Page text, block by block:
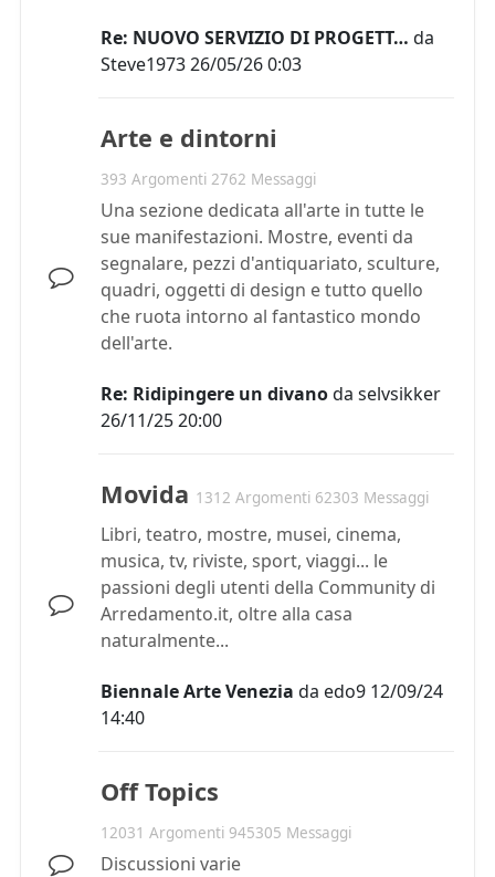
Re: NUOVO SERVIZIO DI PROGETT… da
Steve197326/05/26 0:03
Arte e dintorni
393 Argomenti 2762 Messaggi
Una sezione dedicata all'arte in tutte le
sue manifestazioni. Mostre, eventi da
segnalare, pezzi d'antiquariato, sculture,
quadri, oggetti di design e tutto quello
che ruota intorno al fantastico mondo
dell'arte.
Re: Ridipingere un divanoda selvsikker
26/11/25 20:00
Movida 1312 Argomenti 62303 Messaggi
Libri, teatro, mostre, musei, cinema,
musica, tv, riviste, sport, viaggi... le
passioni degli utenti della Community di
Arredamento.it, oltre alla casa
naturalmente...
Biennale Arte Venezia da edo9 12/09/24
14:40
Off Topics
12031 Argomenti 945305 Messaggi
Discussioni varie